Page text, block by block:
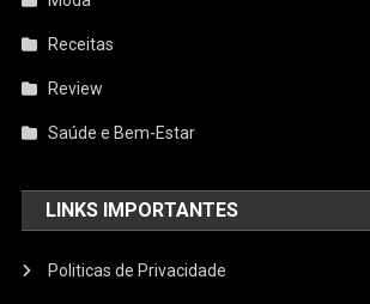
Receitas
Review
Saúde e Bem-Estar
LINKS IMPORTANTES
Politicas de Privacidade